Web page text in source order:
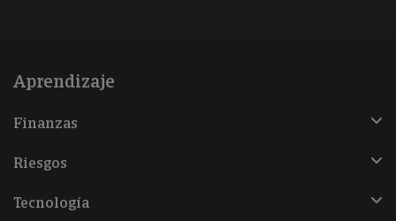
Aprendizaje
Finanzas
Riesgos
Tecnología